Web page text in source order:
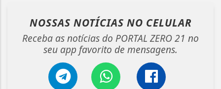
NOSSAS NOTÍCIAS NO CELULAR
Receba as notícias do PORTAL ZERO 21 no
seu app favorito de mensagens.